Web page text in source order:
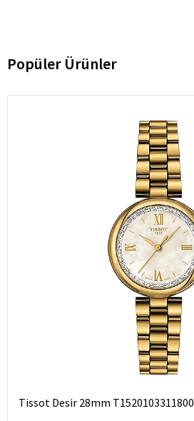
Popüler Ürünler
Tissot Desir 28mm T1520103311800